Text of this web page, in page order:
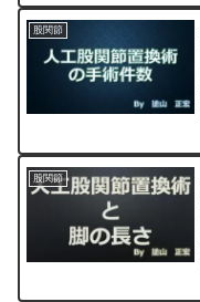
股関節
股関節